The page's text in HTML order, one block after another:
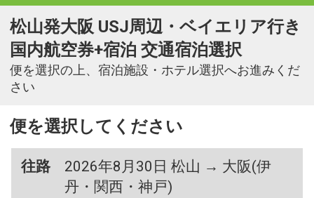
松山発大阪 USJ周辺・ベイエリア行き
国内航空券+宿泊 交通宿泊選択
便を選択の上、宿泊施設・ホテル選択へお進みくだ
さい
便を選択してください
往路
2026年8月30日 松山 → 大阪(伊
丹・関西・神戸)